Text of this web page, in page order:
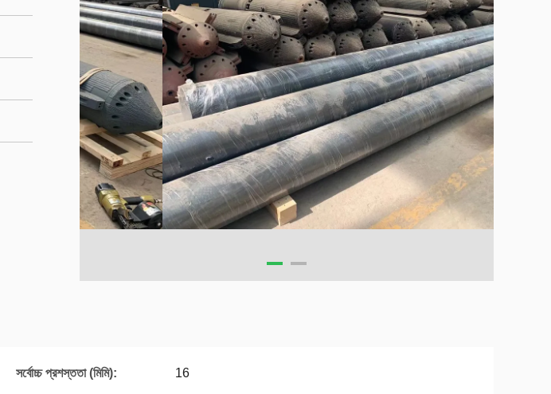
সর্বোচ্চ প্রশস্ততা (মিমি): 16